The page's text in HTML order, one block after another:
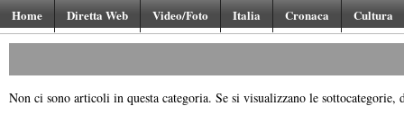
Home Diretta Web Video/Foto Italia Cronaca Cultura
Non ci sono articoli in questa categoria. Se si visualizzano le